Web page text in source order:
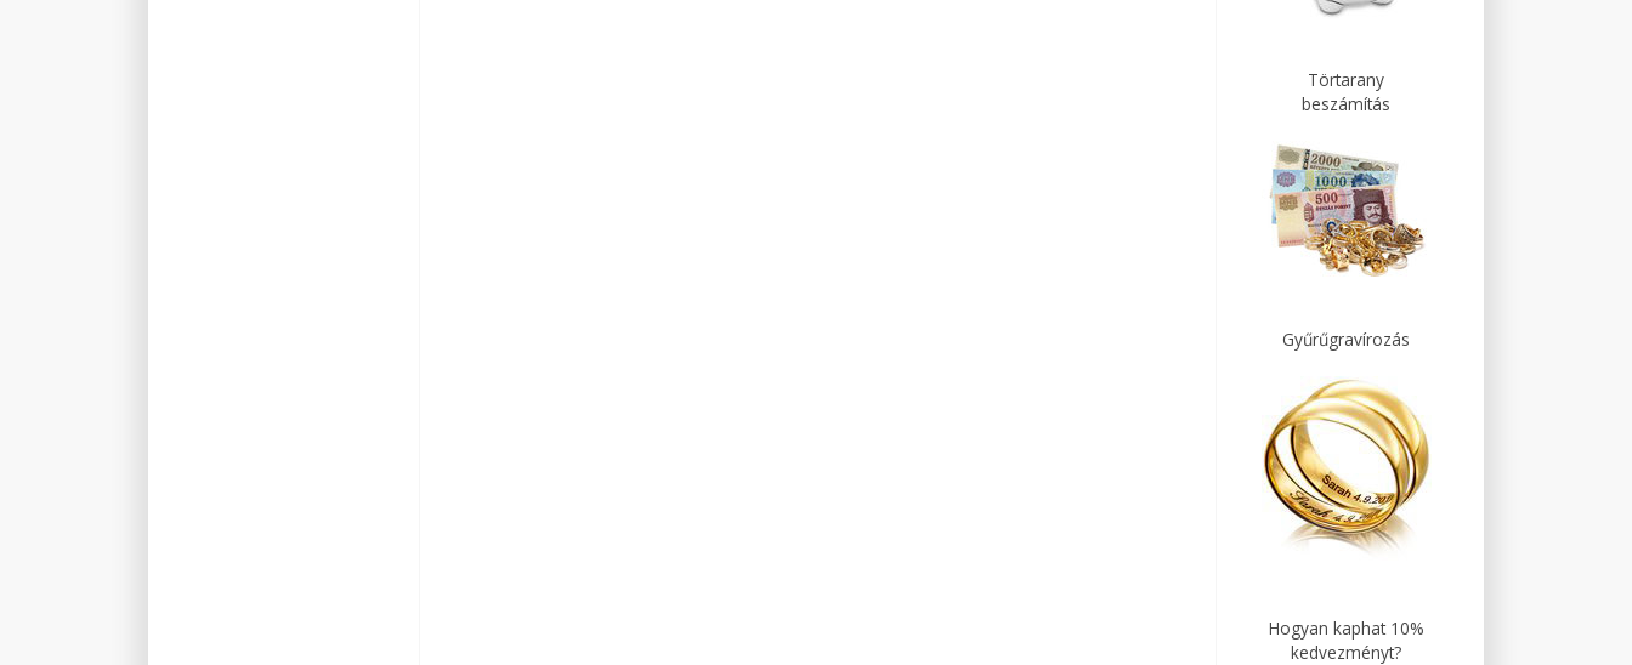
Törtarany
beszámítás
Gyűrűgravírozás
Hogyan kaphat 10%
kedvezményt?